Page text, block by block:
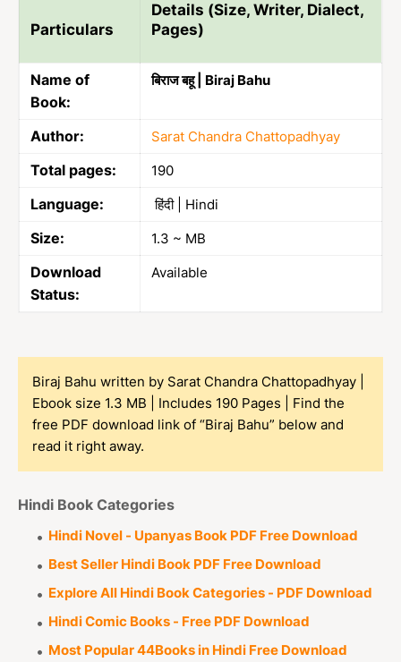
Particulars
Details (Size, Writer, Dialect,
Pages)
Name of
Book:
बिराज बहू | Biraj Bahu
Author: Sarat Chandra Chattopadhyay
Total pages: 190
Language: हिंदी | Hindi
Size: 1.3 ~ MB
Download
Status:
Available
Biraj Bahu written by Sarat Chandra Chattopadhyay |
Ebook size 1.3 MB | Includes 190 Pages | Find the
free PDF download link of “Biraj Bahu” below and
read it right away.
Hindi Book Categories
Hindi Novel - Upanyas Book PDF Free Download
Best Seller Hindi Book PDF Free Download
Explore All Hindi Book Categories - PDF Download
Hindi Comic Books - Free PDF Download
Most Popular 44Books in Hindi Free Download